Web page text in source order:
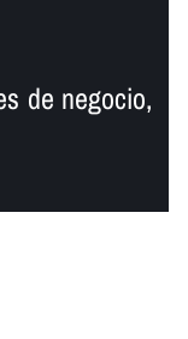
de negocio,